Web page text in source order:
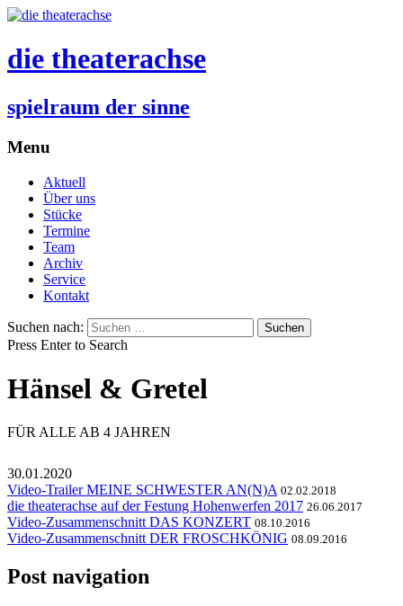
die theaterachse
spielraum der sinne
Menu
Aktuell
Über uns
Stücke
Termine
Team
Archiv
Service
Kontakt
Suchen nach:
Press Enter to Search
Hänsel & Gretel
FÜR ALLE AB 4 JAHREN
30.01.2020
Video-Trailer MEINE SCHWESTER AN(N)A 02.02.2018
die theaterachse auf der Festung Hohenwerfen 2017 26.06.2017
Video-Zusammenschnitt DAS KONZERT 08.10.2016
Video-Zusammenschnitt DER FROSCHKÖNIG 08.09.2016
Post navigation